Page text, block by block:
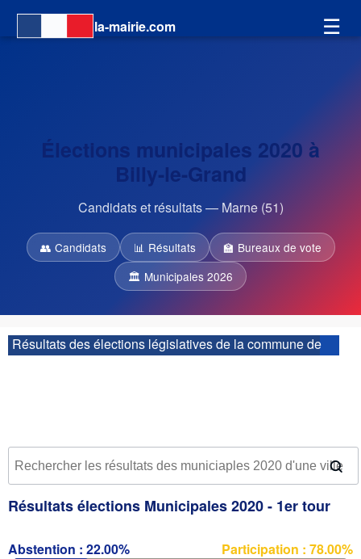
la-mairie.com ☰
Élections municipales 2020 à
Billy-le-Grand
Candidats et résultats — Marne (51)
👥 Candidats 📊 Résultats
🏫 Bureaux de vote
🏛 Municipales 2026
Résultats des élections législatives de la commune de
Billy-le-Grand :| 4ème circonscription
Résultats élections Municipales 2020 - 1er tour
Abstention : 22.00% Participation : 78.00%